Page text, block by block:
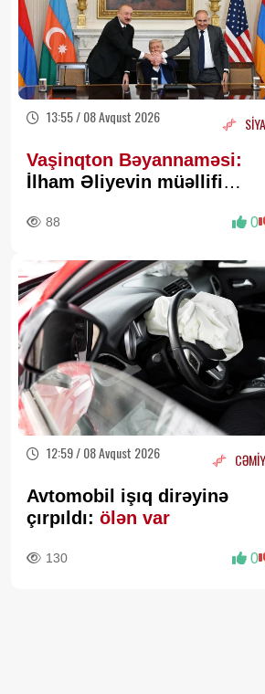
13:55 / 08 Avqust 2026
Vaşinqton Bəyannaməsi:
İlham Əliyevin müəllifi
beynəlxalq miqyasda
88 0
12:59 / 08 Avqust 2026
Avtomobil işıq dirəyinə
çırpıldı: ölən var
130 0